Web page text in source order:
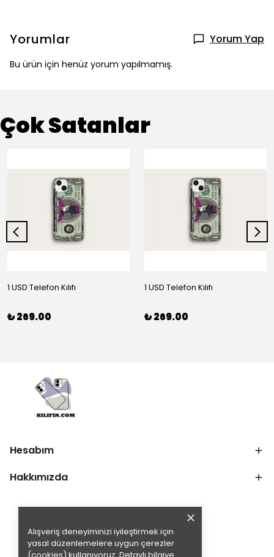
Alışveriş deneyiminizi iyileştirmek için
yasal düzenlemelere uygun çerezler
Yorumlar Yorum Yap
Bu ürün için henüz yorum yapılmamış.
Çok Satanlar
1 USD Telefon Kılıfı
₺ 269.00
1 USD Telefon Kılıfı
₺ 269.00
Hesabım
Hakkımızda